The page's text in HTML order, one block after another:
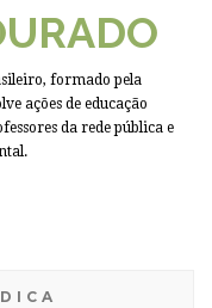
formado pela
ações de educação
da rede pública e